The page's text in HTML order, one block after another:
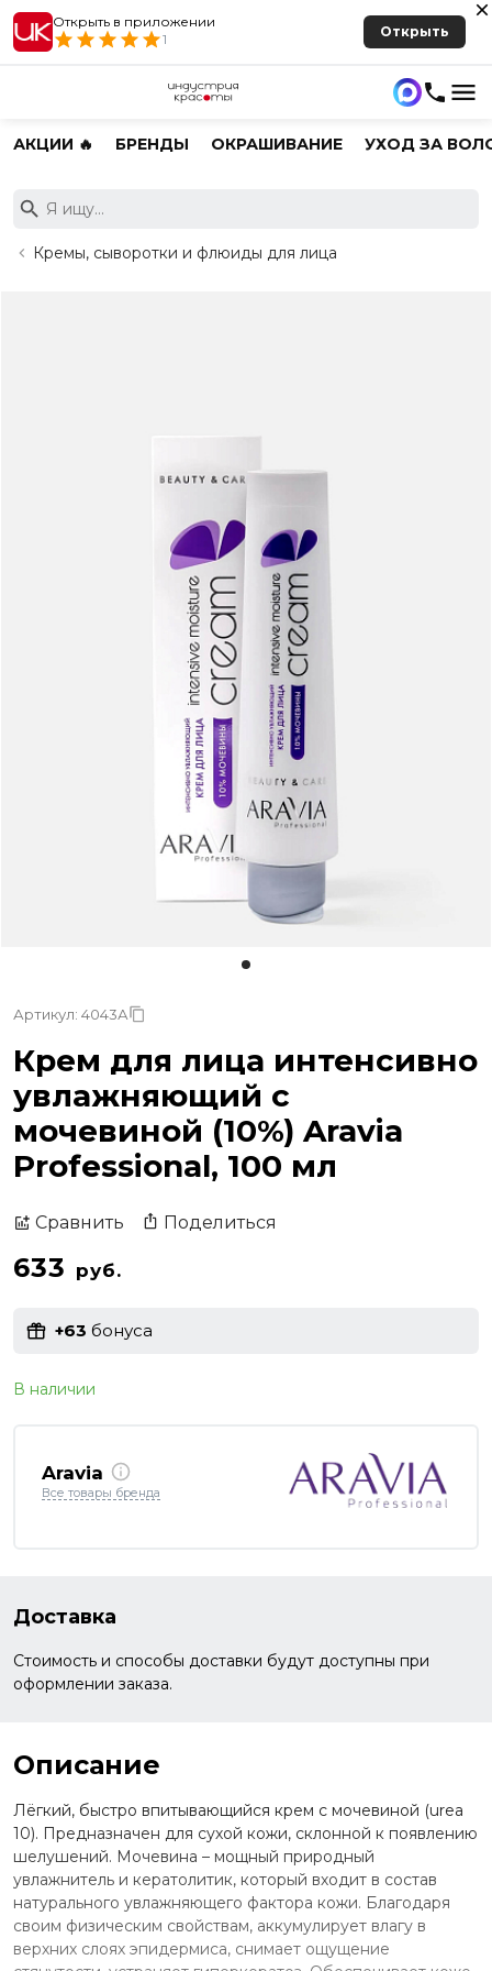
Открыть в приложении
1
Открыть
АКЦИИ 🔥 БРЕНДЫ ОКРАШИВАНИЕ УХОД ЗА
Кремы, сыворотки и флюиды для лица
Артикул: 4043А
Крем для лица интенсивно
увлажняющий с
мочевиной (10%) Aravia
Professional, 100 мл
Сравнить Поделиться
633 руб.
+63 бонуса
В наличии
Aravia
Все товары бренда
Доставка
Стоимость и способы доставки будут доступны при
оформлении заказа.
Описание
Лёгкий, быстро впитывающийся крем с мочевиной (urea
10). Предназначен для сухой кожи, склонной к появлению
шелушений. Мочевина – мощный природный
увлажнитель и кератолитик, который входит в состав
натурального увлажняющего фактора кожи. Благодаря
своим физическим свойствам, аккумулирует влагу в
верхних слоях эпидермиса, снимает ощущение